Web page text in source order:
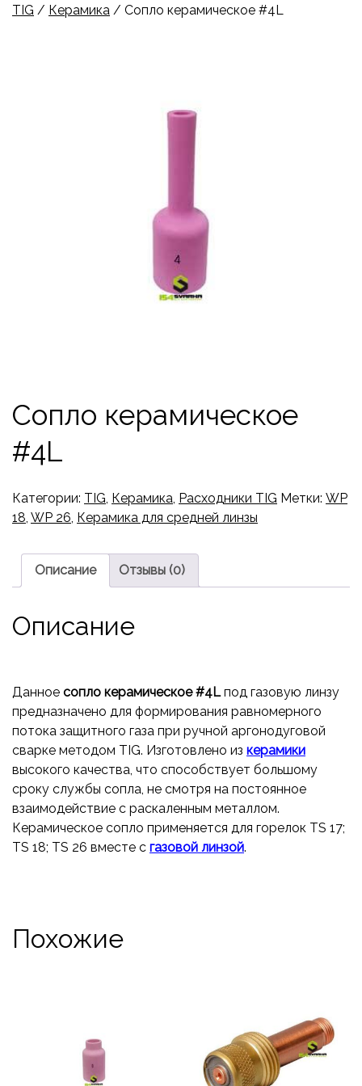
TIG / Керамика / Сопло керамическое #4L
Сопло керамическое
#4L
Категории: TIG, Керамика, Расходники TIG Метки: WP
18, WP 26, Керамика для средней линзы
Описание Отзывы (0)
Описание
Данное сопло керамическое #4Lпод газовую линзу
предназначено для формирования равномерного
потока защитного газа при ручной аргонодуговой
сварке методом TIG. Изготовлено из керамики
высокого качества, что способствует большому
сроку службы сопла, не смотря на постоянное
взаимодействие с раскаленным металлом.
Керамическое сопло применяется для горелок TS 17;
TS 18; TS 26 вместе с газовой линзой.
Похожие